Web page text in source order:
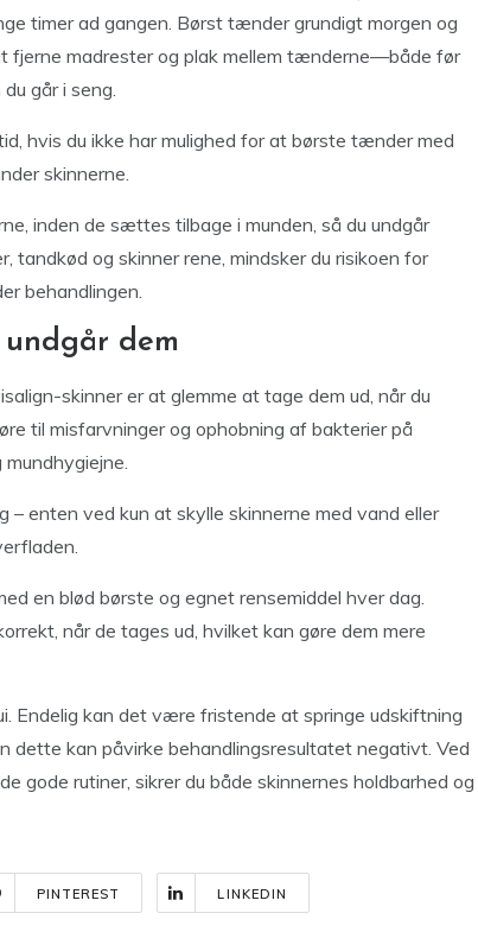
timer ad gangen. Børst tænder grundigt morgen og
fjerne madrester og plak mellem tænderne—både før
går i seng.
hvis du ikke har mulighed for at børste tænder med
skinnerne.
inden de sættes tilbage i munden, så du undgår
og skinner rene, mindsker du risikoen for
behandlingen.
dem
skinner er at glemme at tage dem ud, når du
til misfarvninger og ophobning af bakterier på
enten ved kun at skylle skinnerne med vand eller
en blød børste og egnet rensemiddel hver dag.
når de tages ud, hvilket kan gøre dem mere
Endelig kan det være fristende at springe udskiftning
dette kan påvirke behandlingsresultatet negativt. Ved
gode rutiner, sikrer du både skinnernes holdbarhed og
PINTEREST LINKEDIN